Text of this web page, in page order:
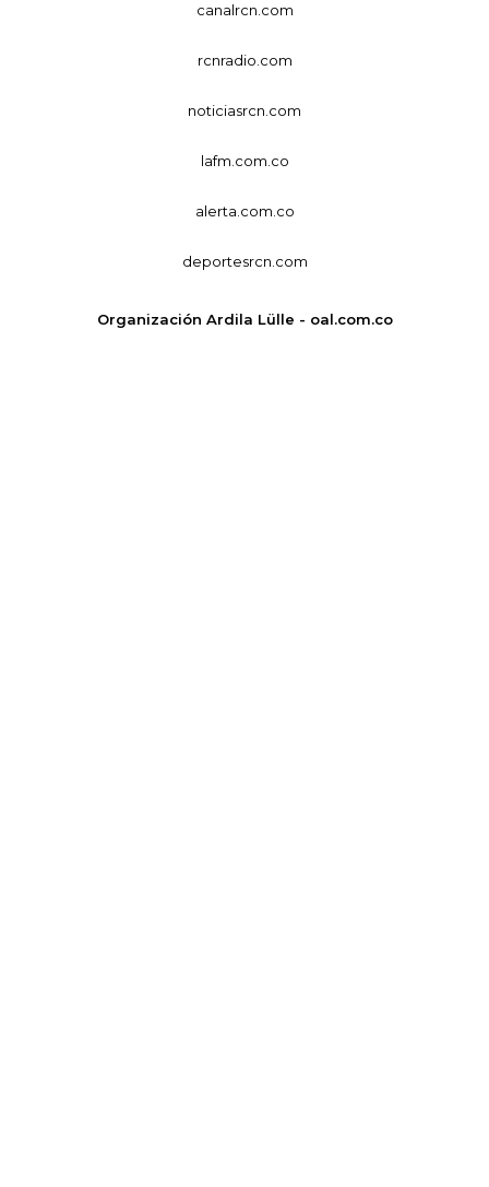
canalrcn.com
rcnradio.com
noticiasrcn.com
lafm.com.co
alerta.com.co
deportesrcn.com
Organización Ardila Lülle - oal.com.co